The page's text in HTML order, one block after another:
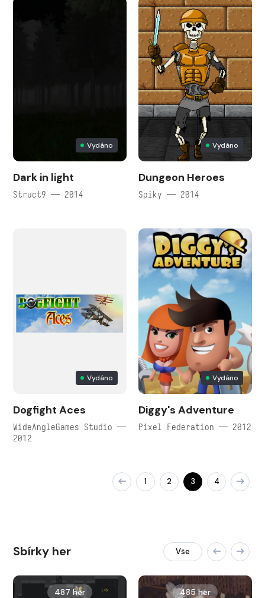
Vydáno
Dark in light
Struct9 — 2014
Vydáno
Dungeon Heroes
Spiky — 2014
Vydáno
Dogfight Aces
WideAngleGames Studio —
2012
Vydáno
Diggy's Adventure
Pixel Federation — 2012
1 2 3 4
Sbírky her Vše
487 her 485 her